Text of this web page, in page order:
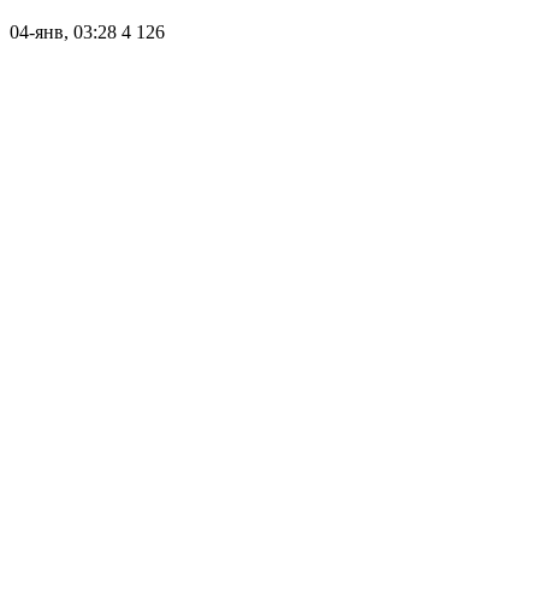
04-янв, 03:28 4 126